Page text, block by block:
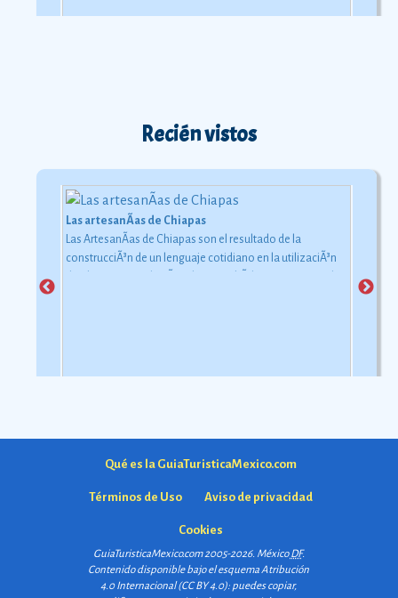
Recién vistos
Las artesanÃ­as de Chiapas
Las ArtesanÃ­as de Chiapas son el resultado de la
construcciÃ³n de un lenguaje cotidiano en la utilizaciÃ³n
Qué es la GuiaTuristicaMexico.com
Términos de Uso Aviso de privacidad
Cookies
GuiaTuristicaMexico.com 2005-2026. MéxicoDF.
Contenido disponible bajo el esquemaAtribución
4.0 Internacional (CC BY 4.0): puedes copiar,